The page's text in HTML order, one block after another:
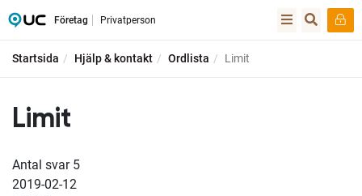
Företag Privatperson
Startsida Hjälp & kontakt Ordlista Limit
Limit
Antal svar 5
2019-02-12